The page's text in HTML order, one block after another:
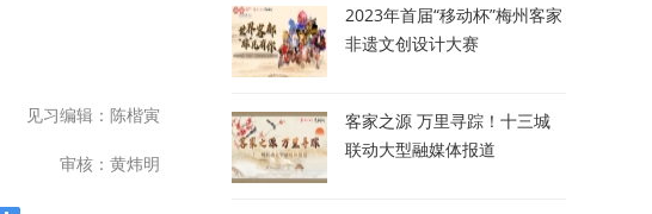
见习编辑：陈楷寅
审核：黄炜明
2023年首届“移动杯”梅州客家
非遗文创设计大赛
客家之源 万里寻踪！十三城
联动大型融媒体报道